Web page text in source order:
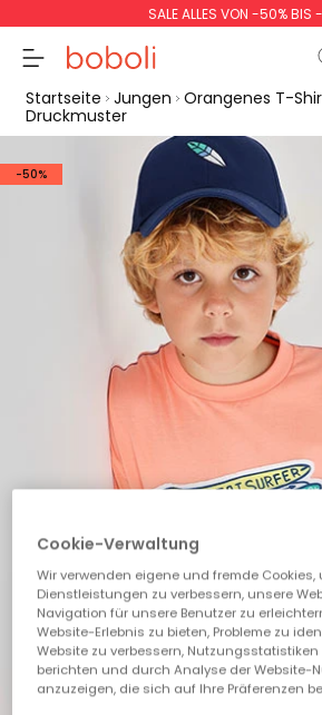
SALE ALLES VON -50% BIS
Zwischensumme
Gesamtbetrag
weiter
Startseite Jungen Orangenes T-
Druckmuster
-50%
Cookie-Verwaltung
Wir verwenden eigene und fremde Cookies,
Dienstleistungen zu verbessern, unsere
Navigation für unsere Benutzer zu
Website-Erlebnis zu bieten, Probleme zu
Website zu verbessern,
berichten und durch Analyse der Website-
anzuzeigen, die sich auf Ihre Präferenzen